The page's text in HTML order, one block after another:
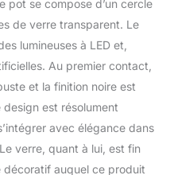
Ajoutez une
de couleur et de
à vos espaces
les plantes
les plantes
les plantes
les mini
les plantes
pot se compose d’un cercle
de verre transparent. Le
lumineuses à LED et,
Au premier contact,
et la finition noire est
est résolument
avec élégance dans
verre, quant à lui, est fin
décoratif auquel ce produit